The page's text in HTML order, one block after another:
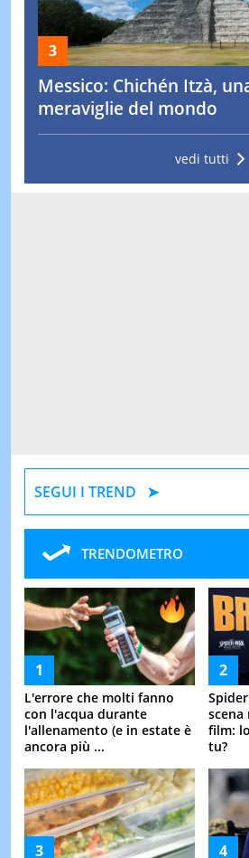
Messico: Chichén Itzà,
meraviglie del mondo
vedi tutti
SEGUI I TREND
TRENDOMETRO
L'errore che molti fanno
con l'acqua durante
l'allenamento (e in estate è
ancora più ...
film:
tu?